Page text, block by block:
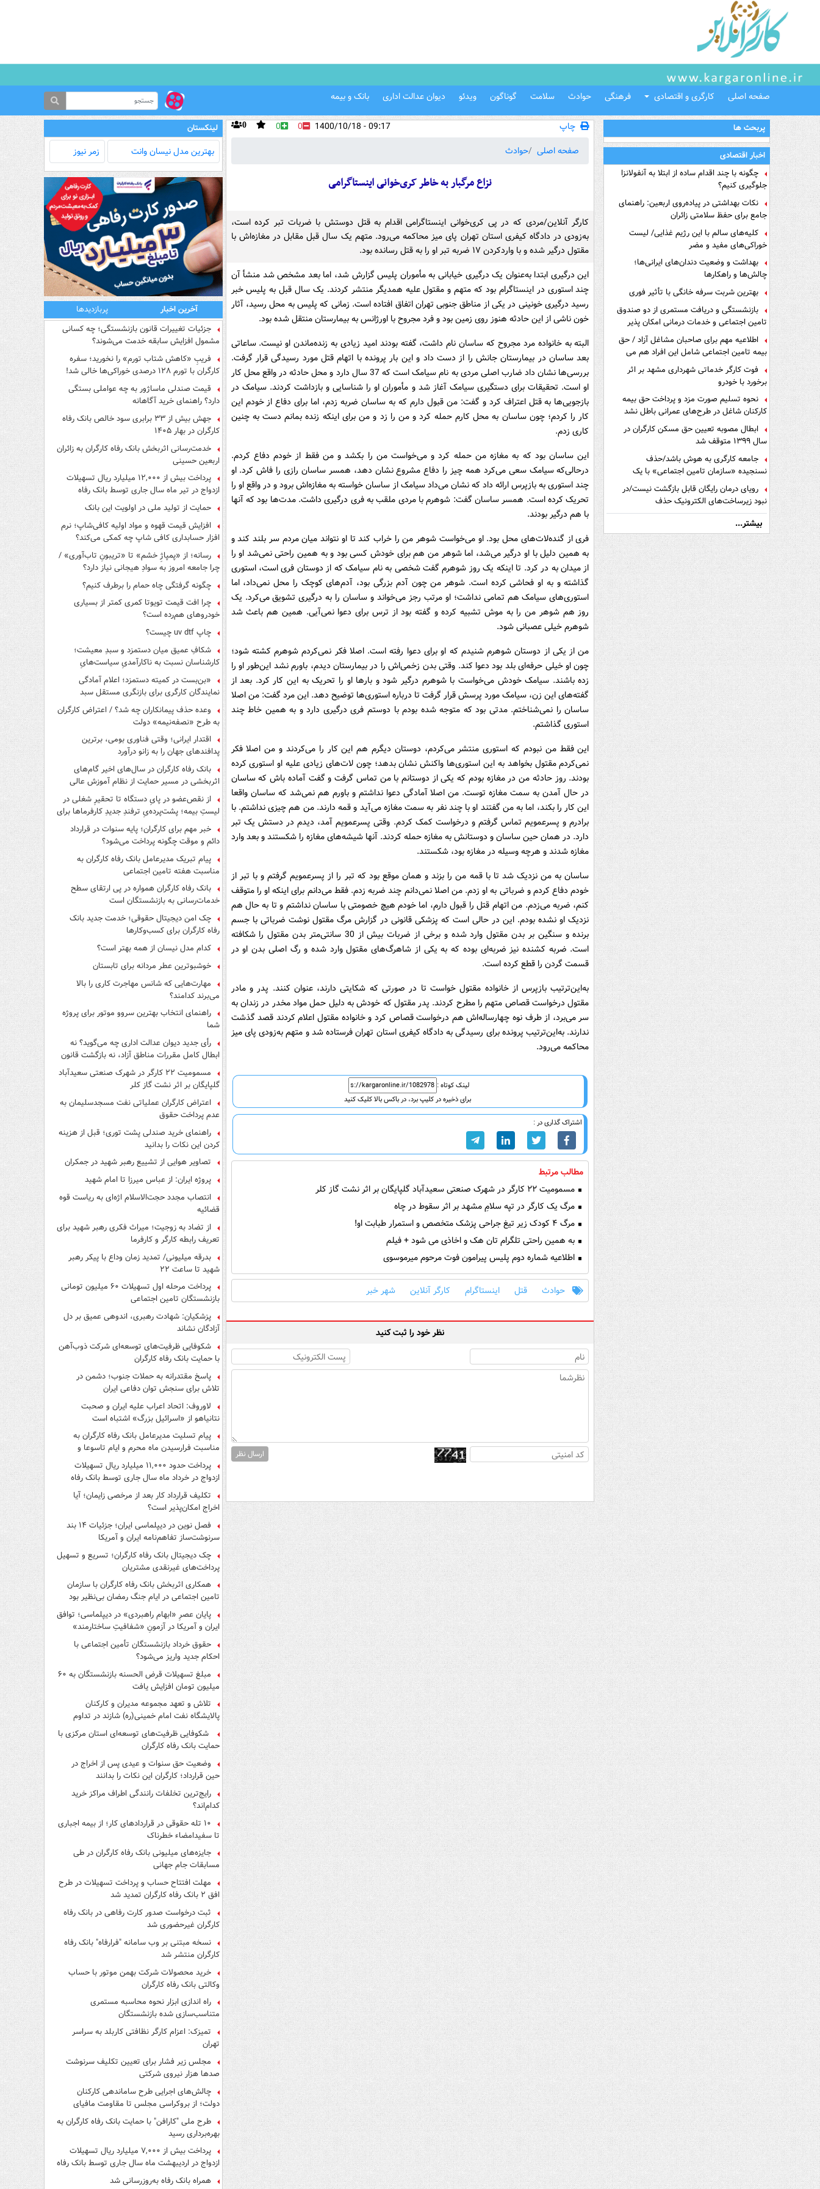
صفحه اصلی کارگری و اقتصادی فرهنگی حوادث سلامت گوناگون ویدئو دیوان عدالت اداری بانک و بیمه
پربحث ها
اخبار اقتصادی
چگونه با چند اقدام ساده از ابتلا به آنفولانزا
جلوگیری کنیم؟
نکات بهداشتی در پیاده‌روی اربعین: راهنمای
جامع برای حفظ سلامتی زائران
کلیه‌های سالم با این رژیم غذایی/ لیست
خوراکی‌های مفید و مضر
بهداشت و وضعیت دندان‌های ایرانی‌ها؛
چالش‌ها و راهکارها
بهترین شربت سرفه خانگی با تأثیر فوری
بازنشستگی و دریافت مستمری از دو صندوق
تامین اجتماعی و خدمات درمانی امکان پذیر
است ؟
اطلاعیه مهم برای صاحبان مشاغل آزاد / حق
بیمه تامین اجتماعی شامل این افراد هم می
شودفوت کارگر خدماتی شهرداری مشهد بر اثر
برخورد با خودرو
نحوه تسلیم صورت مزد و پرداخت حق بیمه
کارکنان شاغل در طرح‌های عمرانی باطل نشد
ابطال مصوبه تعیین حق مسکن کارگران در
سال ۱۳۹۹ متوقف شد
جامعه کارگری به هوش باشد/حذف
نسنجیده «سازمان تامین اجتماعی» با یک
تفاهم نامه!
رویای درمان رایگان قابل بازگشت نیست/در
نبود زیرساخت‌های الکترونیک حذف
دفترچه‌های بیمه اشتباه مضاعف است
بیشتر...
چاپ 0 0 0
09:17 - 1400/10/18
صفحه اصلی
حوادث
نزاع مرگبار به خاطر کری‌خوانی اینستاگرامی
کارگر آنلاین/مردی که در پی کری‌خوانی اینستاگرامی اقدام به قتل دوستش با ضربات تبر کرده است،
به‌زودی در دادگاه کیفری استان تهران پای میز محاکمه می‌رود. متهم یک سال قبل مقابل در مغازه‌اش با
مقتول درگیر شده و با واردکردن ۱۷ ضربه تبر او را به قتل رسانده بود.
این درگیری ابتدا به‌عنوان یک درگیری خیابانی به مأموران پلیس گزارش شد، اما بعد مشخص شد منشأ آن
چند استوری در اینستاگرام بود که متهم و مقتول علیه همدیگر منتشر کردند. یک سال قبل به پلیس خبر
رسید درگیری خونینی در یکی از مناطق جنوبی تهران اتفاق افتاده است. زمانی که پلیس به محل رسید، آثار
خون ناشی از این حادثه هنوز روی زمین بود و فرد مجروح با اورژانس به بیمارستان منتقل شده بود.
البته به خانواده مرد مجروح که ساسان نام داشت، گفته بودند امید زیادی به زنده‌ماندن او نیست. ساعاتی
بعد ساسان در بیمارستان جانش را از دست داد و این‌ بار پرونده با اتهام قتل مورد رسیدگی قرار گرفت.
بررسی‌ها نشان داد ضارب اصلی مردی به نام سیامک است که 37 سال دارد و محل حادثه در واقع محل کار
او است. تحقیقات برای دستگیری سیامک آغاز شد و مأموران او را شناسایی و بازداشت کردند. سیامک در
بازجویی‌ها به قتل اعتراف کرد و گفت: من قبول دارم که به ساسان ضربه زدم، اما برای دفاع از خودم این
کار را کردم؛ چون ساسان به محل کارم حمله کرد و من را زد و من برای اینکه زنده بمانم دست به چنین
کاری زدم.
این ساسان بود که به مغازه من حمله کرد و می‌خواست من را بکشد و من فقط از خودم دفاع کردم.
در‌حالی‌که سیامک سعی می‌کرد همه چیز را دفاع مشروع نشان دهد، همسر ساسان رازی را فاش کرد. او
چند استوری به بازپرس ارائه داد که نشان می‌داد سیامک از ساسان خواسته به مغازه‌اش برود و در واقع او را
تحریک کرده است. همسر ساسان گفت: شوهرم با مردی ملقب به فری درگیری داشت. مدت‌ها بود که آنها
با هم درگیر بودند.
فری از گنده‌لات‌های محل بود. او می‌خواست شوهر من را خراب کند تا او نتواند میان مردم سر بلند کند و
به‌ همین ‌دلیل با او درگیر می‌شد، اما شوهر من هم برای خودش کسی بود و به‌ همین راحتی نمی‌شد او را
از میدان به در کرد. تا اینکه یک روز شوهرم گفت شخصی به نام سیامک که از دوستان فری است، استوری
گذاشته و به او فحاشی کرده است. شوهر من چون آدم بزرگی بود، آدم‌های کوچک را محل نمی‌داد، اما
استوری‌های سیامک هم تمامی نداشت؛ او مرتب رجز می‌خواند و ساسان را به درگیری تشویق می‌کرد. یک
روز هم شوهر من را به موش تشبیه کرده و گفته بود از ترس برای دعوا نمی‌آیی. همین هم باعث شد
شوهرم خیلی عصبانی شود.
من از یکی از دوستان شوهرم شنیدم که او برای دعوا رفته است. اصلا فکر نمی‌کردم شوهرم کشته شود؛
چون او خیلی حرفه‌ای بلد بود دعوا کند. وقتی بدن زخمی‌اش را در بیمارستان دیدم، باورم نشد این‌طور او را
زده باشند. سیامک خودش می‌خواست با شوهرم درگیر شود و بارها او را تحریک به این کار کرد. بعد از
گفته‌های این زن، سیامک مورد پرسش قرار گرفت تا درباره استوری‌ها توضیح دهد. این مرد گفت: من اصلا
ساسان را نمی‌شناختم. مدتی بود که متوجه شده بودم با دوستم فری درگیری دارد و به‌ همین‌ خاط چند
استوری گذاشتم.
این فقط من نبودم که استوری منتشر می‌کردم، دوستان دیگرم هم این کار را می‌کردند و من اصلا فکر
نمی‌کردم مقتول بخواهد به این استوری‌ها واکنش نشان بدهد؛ چون لات‌های زیادی علیه او استوری کرده
بودند. روز حادثه من در مغازه بودم که یکی از دوستانم با من تماس گرفت و گفت آماده باش که ساسان
در حال آمدن به سمت مغازه توست. من اصلا آمادگی دعوا نداشتم و باورم هم نمی‌شد که ساسان واقعا
این کار را بکند، اما به من گفتند او با چند نفر به سمت مغازه می‌آید و قمه دارند. من هم چیزی نداشتم. با
برادرم و پسرعمویم تماس گرفتم و درخواست کمک کردم. وقتی پسرعمویم آمد، دیدم در دستش یک تبر
دارد. در همان حین ساسان و دوستانش به مغازه حمله کردند. آنها شیشه‌های مغازه را شکستند و بعد وارد
مغازه شدند و هرچه وسیله در مغازه بود، شکستند.
ساسان به من نزدیک شد تا با قمه من را بزند و همان موقع بود که تبر را از پسرعمویم گرفتم و با تبر از
خودم دفاع کردم و ضرباتی به او زدم. من اصلا نمی‌دانم چند ضربه زدم. فقط می‌دانم برای اینکه او را متوقف
کنم، ضربه می‌زدم. من اتهام قتل را قبول دارم، اما خودم هیچ خصومتی با ساسان نداشتم و تا به حال هم
نزدیک او نشده بودم. این در حالی است که پزشکی قانونی در گزارش مرگ مقتول نوشت ضرباتی با جسم
برنده و سنگین بر بدن مقتول وارد شده و برخی از ضربات بیش از 30 سانتی‌متر بدن مقتول را شکافته
است. ضربه کشنده نیز ضربه‌ای بوده که به یکی از شاهرگ‌های مقتول وارد شده و رگ اصلی بدن او در
قسمت گردن را قطع کرده است.
به‌این‌ترتیب بازپرس از خانواده مقتول خواست تا در صورتی ‌که شکایتی دارند، عنوان کنند. پدر و مادر
مقتول درخواست قصاص متهم را مطرح کردند. پدر مقتول که خودش به‌ دلیل حمل مواد مخدر در زندان به
سر می‌برد، از طرف نوه چهارساله‌اش هم درخواست قصاص کرد و خانواده مقتول اعلام کردند قصد گذشت
ندارند. به‌این‌ترتیب پرونده برای رسیدگی به دادگاه کیفری استان تهران فرستاده شد و متهم به‌زودی پای میز
محاکمه می‌رود.
لینک کوتاه :
برای ذخیره در کلیپ برد، در باکس بالا کلیک کنید
اشتراک گذاری در :
مطالب مرتبط
مسمومیت ۲۲ کارگر در شهرک صنعتی سعیدآباد گلپایگان بر اثر نشت گاز کلر
مرگ یک کارگر در تپه سلامِ مشهد بر اثر سقوط در چاه
مرگ ۴ کودک زیر تیغ جراحی پزشک متخصص و استمرار طبابت او!
به همین راحتی تلگرام تان هک و اخاذی می شود + فیلم
اطلاعیه شماره دوم پلیس پیرامون فوت مرحوم میرموسوی
حوادث قتل اینستاگرام کارگر آنلاین شهر خبر
نظر خود را ثبت کنید
ارسال نظر
لینکستان
بهترین مدل‌ نیسان وانت زمر نیوز
آخرین اخبار
پربازدیدها
جزئیات تغییرات قانون بازنشستگی؛ چه کسانی
مشمول افزایش سابقه خدمت می‌شوند؟
فریبِ «کاهش شتاب تورم» را نخورید؛ سفره
کارگران با تورم ۱۲۸ درصدی خوراکی‌ها خالی شد!
قیمت صندلی ماساژور به چه عواملی بستگی
دارد؟ راهنمای خرید آگاهانه
جهش بیش از ۳۳ برابری سود خالص بانک رفاه
کارگران در بهار ۱۴۰۵
خدمت‌رسانی اثربخش بانک رفاه کارگران به زائران
اربعین حسینی
پرداخت بیش از ۱۲,۰۰۰ میلیارد ریال تسهیلات
ازدواج در تیر ماه سال جاری توسط بانک رفاه
کارگران
حمایت از تولید ملی در اولویت این بانک
افزایش قیمت قهوه و مواد اولیه کافی‌شاپ؛ نرم
افزار حسابداری کافی شاپ چه کمکی می‌کند؟
رسانه؛ از «پمپاژِ خشم» تا «تریبونِ تاب‌آوری» /
چرا جامعه امروز به سوادِ هیجانی نیاز دارد؟
چگونه گرفتگی چاه حمام را برطرف کنیم؟
چرا افت قیمت تویوتا کمری کمتر از بسیاری
خودروهای هم‌رده است؟
چاپ uv dtf چیست؟
شکافِ عمیق میان دستمزد و سبدِ معیشت؛
کارشناسان نسبت به ناکارآمدیِ سیاست‌هایِ
حمایتی هشدار دادند
«بن‌بست در کمیته دستمزد؛ اعلام آمادگی
نمایندگان کارگری برای بازنگری مستقل سبد
وعده حذف پیمانکاران چه شد؟ / اعتراض کارگران
به طرح «نصفه‌نیمه» دولت
اقتدار ایرانی؛ وقتی فناوری بومی، برترین
پدافندهای جهان را به زانو درآورد
بانک رفاه کارگران در سال‌های اخیر گام‌های
اثربخشی در مسیر حمایت از نظام آموزش عالی
برداشته است
از نقص‌عضو در پایِ دستگاه تا تحقیرِ شغلی در
لیستِ بیمه؛ پشت‌پرده‌یِ ترفندِ جدیدِ کارفرماها برای
فرار از قانون چیست؟
خبر مهم برای کارگران؛ پایه سنوات در قرارداد
دائم و موقت چگونه پرداخت می‌شود؟
پیام تبریک مدیرعامل بانک رفاه کارگران به
مناسبت هفته تامین اجتماعی
بانک رفاه کارگران همواره در پی ارتقای سطح
خدمات‌رسانی به بازنشستگان است
چک امن دیجیتال حقوقی؛ خدمت جدید بانک
رفاه کارگران برای کسب‌وکارها
کدام مدل نیسان از همه بهتر است؟
خوشبوترین عطر مردانه برای تابستان
مهارت‌هایی که شانس مهاجرت کاری را بالا
می‌برند کدامند؟
راهنمای انتخاب بهترین سروو موتور برای پروژه
شما
رأی جدید دیوان عدالت اداری چه می‌گوید؟ نه
ابطال کامل مقررات مناطق آزاد، نه بازگشت قانون
مسمومیت ۲۲ کارگر در شهرک صنعتی سعیدآباد
گلپایگان بر اثر نشت گاز کلر
اعتراض کارگران عملیاتی نفت مسجدسلیمان به
عدم پرداخت حقوق
راهنمای خرید صندلی پشت توری؛ قبل از هزینه
کردن این نکات را بدانید
تصاویر هوایی از تشییع رهبر شهید در جمکران
پروژه ایران: از عباس میرزا تا امام شهید
انتصاب مجدد حجت‌الاسلام اژه‌ای به ریاست قوه‌
قضائیه
از تضاد به زوجیت؛ میراث فکری رهبر شهید برای
تعریف رابطه کارگر و کارفرما
بدرقه میلیونی/ تمدید زمان وداع با پیکر رهبر
شهید تا ساعت ۲۲
پرداخت مرحله اول تسهیلات ۶۰ میلیون تومانی
بازنشستگان تامین اجتماعی
پزشکیان: شهادت رهبری، اندوهی عمیق بر دل
آزادگان نشاند
شکوفایی ظرفیت‌های توسعه‌ای شرکت ذوب‌آهن
با حمایت‌ بانک رفاه کارگران
پاسخ مقتدرانه به حملات جنوب؛ دشمن در
تلاش برای سنجش توان دفاعی ایران
لاوروف: اتحاد اعراب علیه ایران و صحبت
نتانیاهو از «اسرائیل بزرگ» اشتباه است
پیام تسلیت مدیرعامل بانک رفاه کارگران به
مناسبت فرارسیدن ماه محرم و ایام تاسوعا و
عاشورای حسینی
پرداخت حدود ۱۱,۰۰۰ میلیارد ریال تسهیلات
ازدواج در خرداد ماه سال جاری توسط بانک رفاه
کارگران
تکلیف قرارداد کار بعد از مرخصی زایمان؛ آیا
اخراج امکان‌پذیر است؟
فصل نوین در دیپلماسی ایران؛ جزئیات ۱۴ بند
سرنوشت‌ساز تفاهم‌نامه ایران و آمریکا
چک دیجیتال بانک رفاه کارگران؛ تسریع و تسهیل
پرداخت‌های غیرنقدی مشتریان
همکاری اثربخش بانک رفاه کارگران با سازمان
تامین اجتماعی در ایام جنگ رمضان بی‌نظیر بود
پایان عصرِ «ابهام راهبردی» در دیپلماسی؛ توافق
ایران و آمریکا در آزمونِ «شفافیتِ ساختارمند»
حقوق خرداد بازنشستگان تأمین اجتماعی با
احکام جدید واریز می‌شود؟
مبلغ تسهیلات قرض الحسنه بازنشستگان به ۶۰
میلیون تومان افزایش یافت
تلاش و تعهد مجموعه مدیران و کارکنان
پالایشگاه نفت امام خمینی(ره) شازند در تداوم
تولید در ایام جنگ رمضان، شایسته قدردانی است
شکوفایی ظرفیت‌های توسعه‌ای استان مرکزی با
حمایت بانک رفاه کارگران
وضعیت حق سنوات و عیدی پس از اخراج در
حین قرارداد؛ کارگران این نکات را بدانند
رایج‌ترین تخلفات رانندگی اطراف مراکز خرید
کدام‌اند؟
۱۰ تله حقوقی در قراردادهای کار؛ از بیمه اجباری
تا سفیدامضاء خطرناک
جایزه‌های میلیونی بانک رفاه کارگران در طی
مسابقات جام جهانی
مهلت افتتاح حساب و پرداخت تسهیلات در طرح
افق ۲ بانک رفاه کارگران تمدید شد
ثبت درخواست صدور کارت رفاهی در بانک رفاه
کارگران غیرحضوری شد
نسخه مبتنی بر وب سامانه "فرارفاه" بانک رفاه
کارگران منتشر شد
خرید محصولات شرکت بهمن موتور با حساب
وکالتی بانک رفاه کارگران
راه اندازی ابزار نحوه محاسبه مستمری
متناسب‌سازی شده بازنشستگان
تمیزک: اعزام کارگر نظافتی کاربلد به سراسر
تهران
مجلس زیر فشار برای تعیین تکلیف سرنوشت
صدها هزار نیروی شرکتی
چالش‌های اجرایی طرح ساماندهی کارکنان
دولت؛ از بروکراسی مجلس تا مقاومت مافیای
واسطه‌گری
طرح ملی "کارافن" با حمایت بانک رفاه کارگران به
بهره‌برداری رسید
پرداخت بیش از ۷,۰۰۰ میلیارد ریال تسهیلات
ازدواج در اردیبهشت ماه سال جاری توسط بانک رفاه
کارگران
همراه بانک رفاه به‌روزرسانی شد